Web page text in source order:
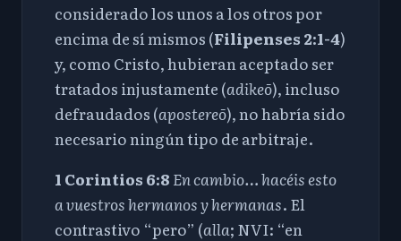
considerado los unos a los otros por
encima de sí mismos (Filipenses 2:1-4)
y, como Cristo, hubieran aceptado ser
tratados injustamente (adikeō), incluso
defraudados (apostereō), no habría sido
necesario ningún tipo de arbitraje.
1 Corintios 6:8 En cambio… hacéis esto
a vuestros hermanos y hermanas. El
contrastivo “pero” (alla; NVI: “en